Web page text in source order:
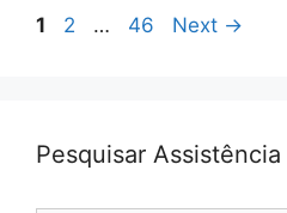
Page
1 Page
2 … Page
46 Next →
Pesquisar